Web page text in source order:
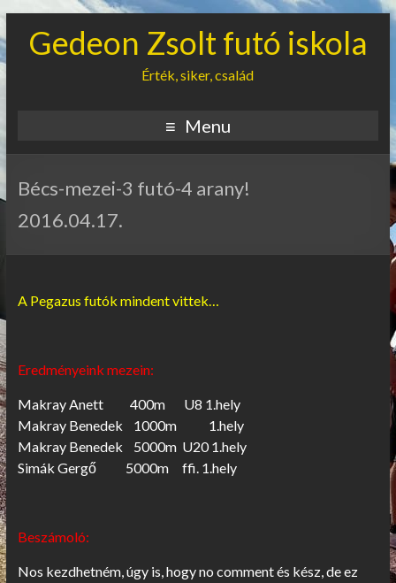
Gedeon Zsolt futó iskola
Érték, siker, család
Menu
Bécs-mezei-3 futó-4 arany!
2016.04.17.
A Pegazus futók mindent vittek…
Eredményeink mezein:
Makray Anett 400m U8 1.hely
Makray Benedek 1000m 1.hely
Makray Benedek 5000m U20 1.hely
Simák Gergő 5000m ffi. 1.hely
Beszámoló:
Nos kezdhetném, úgy is, hogy no comment és kész, de ez